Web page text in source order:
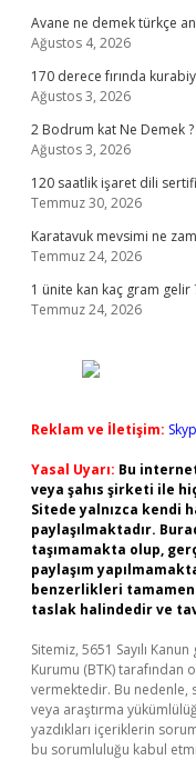
Avane ne demek türkçe
Ağustos 4, 2026
170 derece fırında
Ağustos 3, 2026
2 Bodrum kat Ne Demek ?
Ağustos 3, 2026
120 saatlik işaret dili
Temmuz 30, 2026
Karatavuk mevsimi ne
Temmuz 24, 2026
1 ünite kan kaç gram gelir
Temmuz 24, 2026
Reklam ve İletişim:
Yasal Uyarı: Bu
veya şahıs şirketi ile
Sitede yalnızca kendi
paylaşılmaktadır.
taşımamakta olup,
paylaşım
benzerlikleri
taslak halindedir ve
Sitemiz, 5651 Sayılı
Kurumu (BTK) tarafından
vermektedir. Bu
veya araştırma
yazdıkları içeriklerin
bu sorumluluğu kabul